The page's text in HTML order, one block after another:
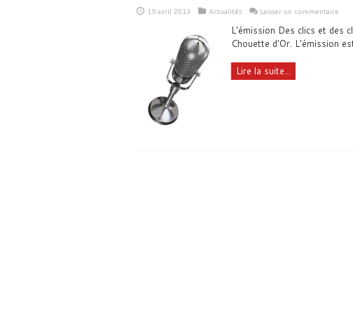
19 avril 2013 Actualités Laisser un commentaire
L'émission Des clics et des
Chouette d'Or. L'émission
Lire la suite...